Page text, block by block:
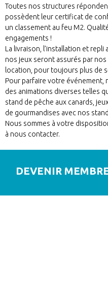
Toutes nos structures
possèdent leur certificat de
un classement au feu M2.
engagements !
La livraison, l’installation et repli
nos jeux seront assurés par
location, pour toujours plus de
Pour parfaire votre
des animations diverses telles
stand de pêche aux canards,
de gourmandises avec nos
Nous sommes à votre
à nous contacter.
DEVENIR